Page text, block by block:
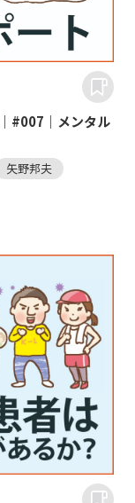
#007｜メンタル
矢野邦夫